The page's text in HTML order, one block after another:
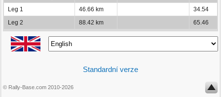
Leg 1
46.66 km
34.54
Leg 2
88.42 km 65.46
Standardní verze
© Rally-Base.com 2010-2026